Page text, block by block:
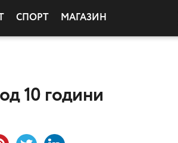
СПОРТ МАГАЗИН
10 години